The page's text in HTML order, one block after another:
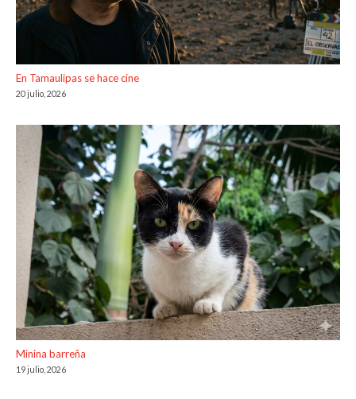
En Tamaulipas se hace cine
20 julio, 2026
Minina barreña
19 julio, 2026